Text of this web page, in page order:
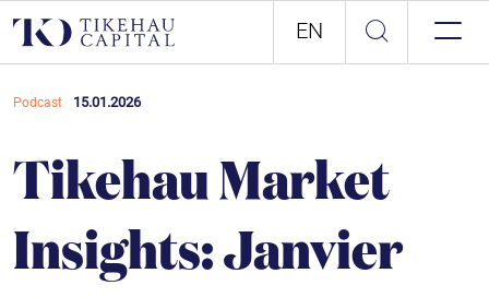
EN
Podcast 15.01.2026
Tikehau Market
Insights: Janvier